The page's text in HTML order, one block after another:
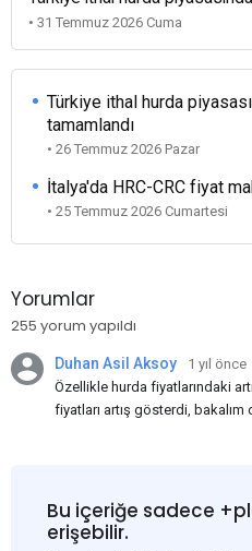
• 31 Temmuz 2026 Cuma
Türkiye ithal hurda
tamamlandı
• 26 Temmuz 2026 Pazar
İtalya'da HRC-CRC fiyat
• 25 Temmuz 2026 Cumartesi
Yorumlar
255 yorum yapıldı
Duhan Asil Aksoy
1 yıl önce
Özellikle hurda fiyatlarındaki
fiyatları artış gösterdi, bakalım
Bu içeriğe sadece
erişebilir.